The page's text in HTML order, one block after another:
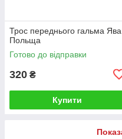
Трос переднього гальма Ява
Польща
Готово до відправки
320 ₴
Купити